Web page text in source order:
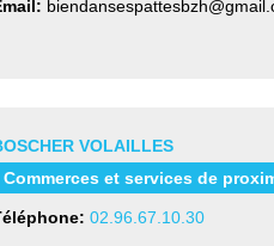
VOLAILLES
Commerces et services de
02.96.67.10.30